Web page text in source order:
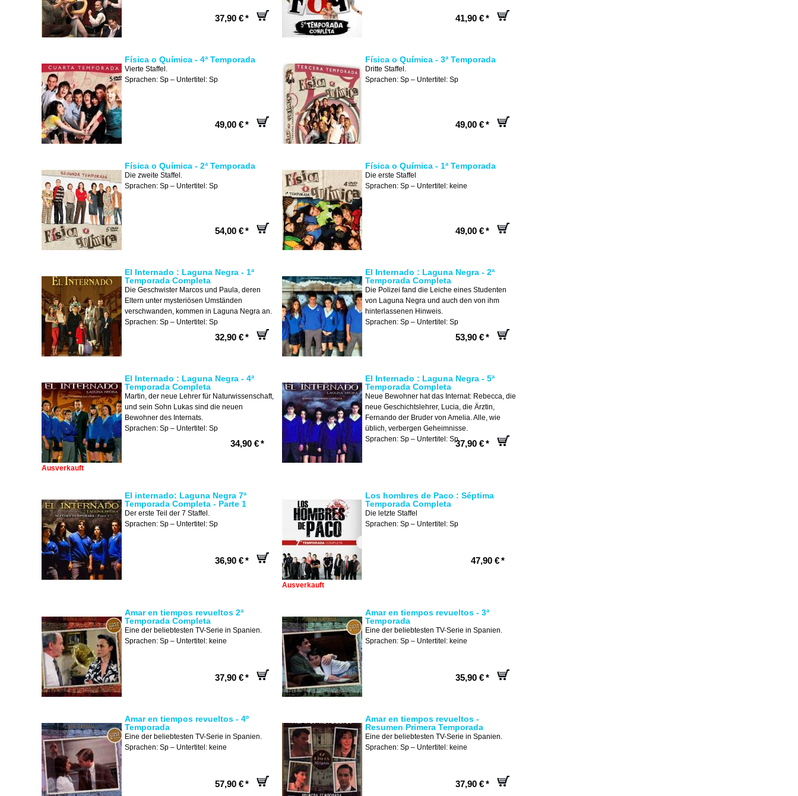
37,90 €* 41,90 €*
Física o Química - 4ª Temporada
Vierte Staffel.
Sprachen: Sp – Untertitel: Sp
49,00 €*
Física o Química - 3ª Temporada
Dritte Staffel.
Sprachen: Sp – Untertitel: Sp
49,00 €*
Física o Química - 2ª Temporada
Die zweite Staffel.
Sprachen: Sp – Untertitel: Sp
54,00 €*
Física o Química - 1ª Temporada
Die erste Staffel
Sprachen: Sp – Untertitel: keine
49,00 €*
El Internado : Laguna Negra - 1ª
Temporada Completa
Die Geschwister Marcos und Paula, deren
Eltern unter mysteriösen Umständen
verschwanden, kommen in Laguna Negra an.
Sprachen: Sp – Untertitel: Sp
32,90 €*
El Internado : Laguna Negra - 2ª
Temporada Completa
Die Polizei fand die Leiche eines Studenten
von Laguna Negra und auch den von ihm
hinterlassenen Hinweis.
Sprachen: Sp – Untertitel: Sp
53,90 €*
El Internado : Laguna Negra - 4ª
Temporada Completa
Martin, der neue Lehrer für Naturwissenschaft,
und sein Sohn Lukas sind die neuen
Bewohner des Internats.
Sprachen: Sp – Untertitel: Sp
34,90 €*
Ausverkauft
El Internado : Laguna Negra - 5ª
Temporada Completa
Neue Bewohner hat das Internat: Rebecca, die
neue Geschichtslehrer, Lucia, die Ärztin,
Fernando der Bruder von Amelia. Alle, wie
üblich, verbergen Geheimnisse.
Sprachen: Sp – Untertitel: Sp37,90 €*
El internado: Laguna Negra 7ª
Temporada Completa - Parte 1
Der erste Teil der 7 Staffel.
Sprachen: Sp – Untertitel: Sp
36,90 €*
Los hombres de Paco : Séptima
Temporada Completa
Die letzte Staffel
Sprachen: Sp – Untertitel: Sp
47,90 €*
Ausverkauft
Amar en tiempos revueltos 2ª
Temporada Completa
Eine der beliebtesten TV-Serie in Spanien.
Sprachen: Sp – Untertitel: keine
37,90 €*
Amar en tiempos revueltos - 3ª
Temporada
Eine der beliebtesten TV-Serie in Spanien.
Sprachen: Sp – Untertitel: keine
35,90 €*
Amar en tiempos revueltos - 4º
Temporada
Eine der beliebtesten TV-Serie in Spanien.
Sprachen: Sp – Untertitel: keine
57,90 €*
Amar en tiempos revueltos -
Resumen Primera Temporada
Eine der beliebtesten TV-Serie in Spanien.
Sprachen: Sp – Untertitel: keine
37,90 €*